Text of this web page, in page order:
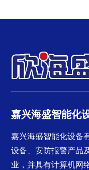
嘉兴海盛智能化
嘉兴海盛智能化设备
设备、安防报警产品
业，并具有计算机网